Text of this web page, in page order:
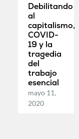
Debilitando
al
capitalismo,
COVID-
19 y la
tragedia
del
trabajo
esencial
mayo 11,
2020